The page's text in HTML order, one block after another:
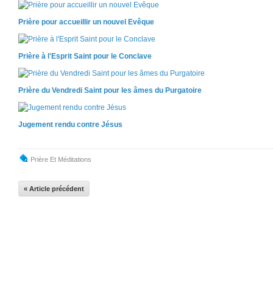
Prière pour accueillir un nouvel Evêque
Prière à l'Esprit Saint pour le Conclave
Prière du Vendredi Saint pour les âmes du Purgatoire
Jugement rendu contre Jésus
Prière Et Méditations
« Article précédent